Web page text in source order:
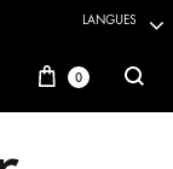
LANGUES
Panier
0